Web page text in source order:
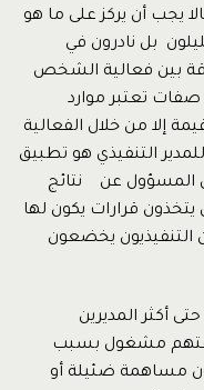
يجب أن يركز على ما هو
بل نادرون في
بين فعالية الشخص
صفات تعتبر موارد
إلا من خلال الفعالية
التنفيذي هو تطبيق
المسؤول عن نتائج
قرارات يكون لها
التنفيذيون يخضعون
أكثر المديرين
وقتهم مشغول بسبب
مساهمة ضئيلة أو